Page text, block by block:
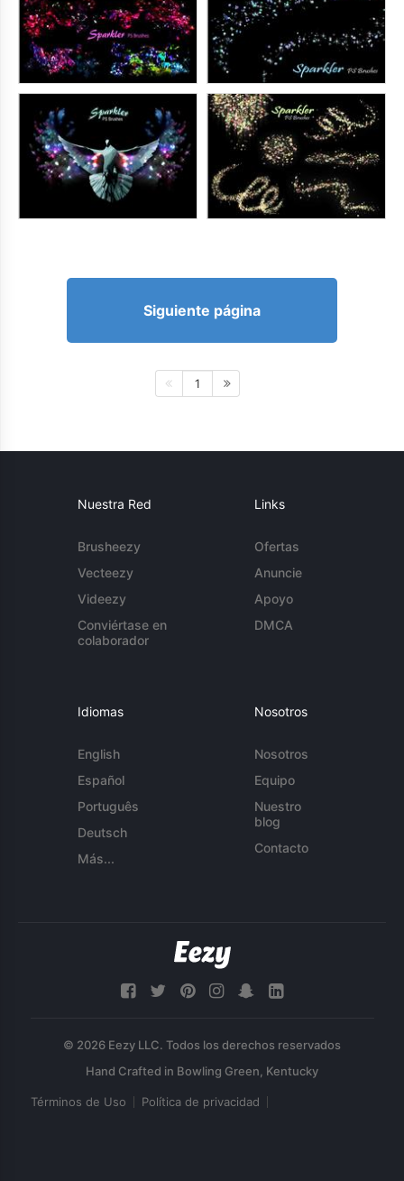
Siguiente página
1
Nuestra Red
Brusheezy
Vecteezy
Videezy
Conviértase en
colaborador
Links
Ofertas
Anuncie
Apoyo
DMCA
Idiomas
English
Español
Português
Deutsch
Más...
Nosotros
Nosotros
Equipo
Nuestro
blog
Contacto
© 2026 Eezy LLC. Todos los derechos reservados
Términos de Uso Política de privacidad